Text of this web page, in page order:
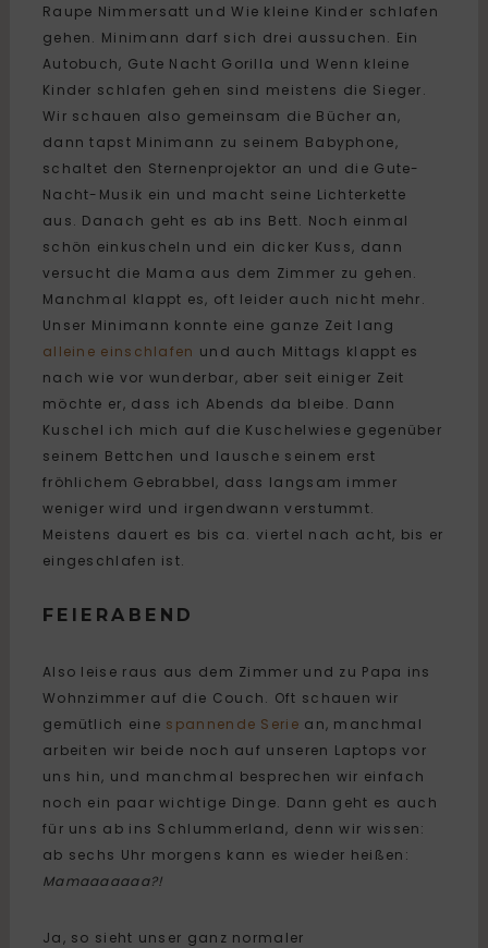
Raupe Nimmersatt und Wie kleine Kinder schlafen
gehen. Minimann darf sich drei aussuchen. Ein
Autobuch, Gute Nacht Gorilla und Wenn kleine
Kinder schlafen gehen sind meistens die Sieger.
Wir schauen also gemeinsam die Bücher an,
dann tapst Minimann zu seinem Babyphone,
schaltet den Sternenprojektor an und die Gute-
Nacht-Musik ein und macht seine Lichterkette
aus. Danach geht es ab ins Bett. Noch einmal
schön einkuscheln und ein dicker Kuss, dann
versucht die Mama aus dem Zimmer zu gehen.
Manchmal klappt es, oft leider auch nicht mehr.
Unser Minimann konnte eine ganze Zeit lang
alleine einschlafen und auch Mittags klappt es
nach wie vor wunderbar, aber seit einiger Zeit
möchte er, dass ich Abends da bleibe. Dann
Kuschel ich mich auf die Kuschelwiese gegenüber
seinem Bettchen und lausche seinem erst
fröhlichem Gebrabbel, dass langsam immer
weniger wird und irgendwann verstummt.
Meistens dauert es bis ca. viertel nach acht, bis er
eingeschlafen ist.
FEIERABEND
Also leise raus aus dem Zimmer und zu Papa ins
Wohnzimmer auf die Couch. Oft schauen wir
gemütlich eine spannende Serie an, manchmal
arbeiten wir beide noch auf unseren Laptops vor
uns hin, und manchmal besprechen wir einfach
noch ein paar wichtige Dinge. Dann geht es auch
für uns ab ins Schlummerland, denn wir wissen:
ab sechs Uhr morgens kann es wieder heißen:
Mamaaaaaaa?!
Ja, so sieht unser ganz normaler